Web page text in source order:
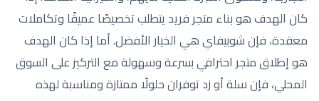
كان الهدف هو بناء متجر فريد يتطلب تخصيصًا عميقًا وتكاملات
معقدة، فإن شوبيفاي هي الخيار الأفضل. أما إذا كان الهدف
هو إطلاق متجر احترافي بسرعة وسهولة مع التركيز على السوق
المحلي، فإن سلة أو زد توفران حلولًا ممتازة ومناسبة لهذه